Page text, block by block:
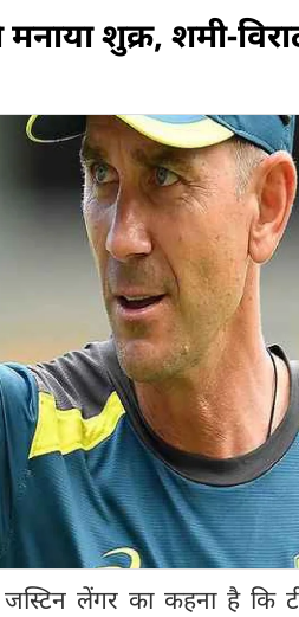
शुक्र, शमी-
लेंगर का कहना है कि